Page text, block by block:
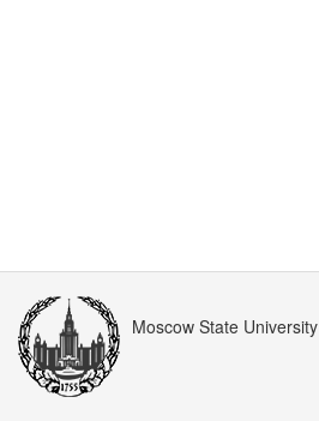
Moscow State University